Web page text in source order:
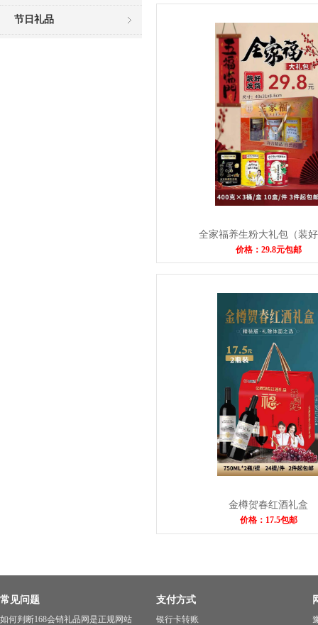
节日礼品
全家福养生粉大礼包（装
价格：29.8元包邮
金樽贺春红酒礼盒
价格：17.5包邮
常见问题
如何判断168会销礼品网是正规网站
支付方式
银行卡转账